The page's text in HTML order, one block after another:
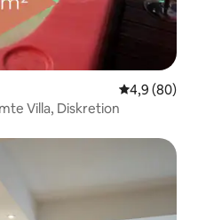
4,9 (80)
Villa, Diskretion